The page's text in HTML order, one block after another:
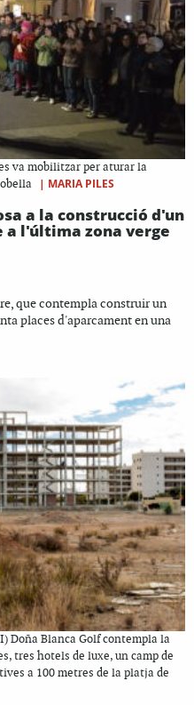
va mobilitzar per aturar la
| MARIA PILES
a la construcció d'un
l'última zona verge
que contempla construir un
places d'aparcament en una
Doña Blanca Golf contempla la
tres hotels de luxe, un camp de
a 100 metres de la platja de